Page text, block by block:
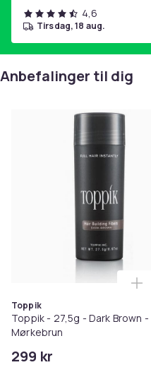
4,6
tirsdag, 18 aug.
Anbefalinger til dig
Toppik
Toppik - 27,5g - Dark Brown -
Mørkebrun
299 kr